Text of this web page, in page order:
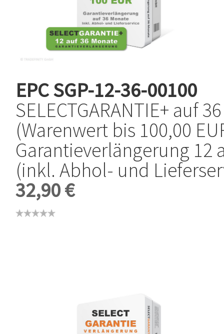
EPCSGP-12-36-00100
SELECTGARANTIE+ auf
(Warenwert bis 100,00
Garantieverlängerung 12
(inkl. Abhol- und
32,90 €